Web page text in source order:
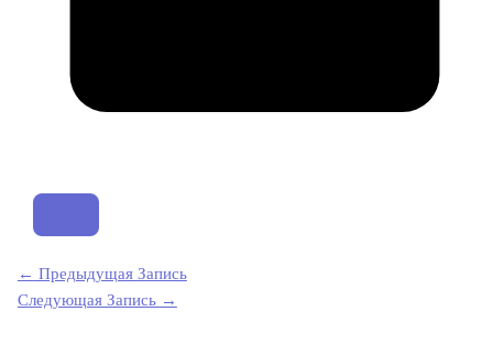
← Предыдущая Запись
Следующая Запись →